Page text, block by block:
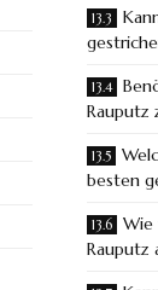
Rauputz
besten
Wie
Rauputz